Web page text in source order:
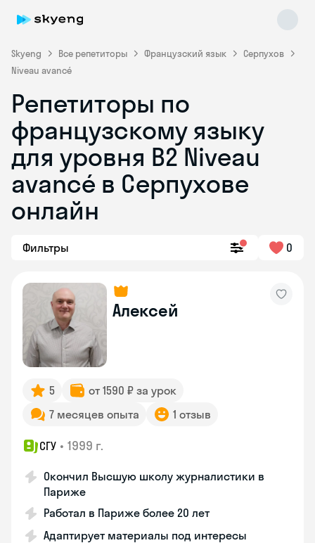
Skyeng Все репетиторы Французский язык
Серпухов
Niveau avancé
Репетиторы по
французскому языку
для уровня B2 Niveau
avancé в Серпухове
онлайн
Фильтры 0
Алексей
5
от 1590 ₽ за урок
7 месяцев опыта
1 отзыв
СГУ • 1999 г.
Окончил Высшую школу журналистики в
Париже
Работал в Париже более 20 лет
Адаптирует материалы под интересы
Skyeng Chat